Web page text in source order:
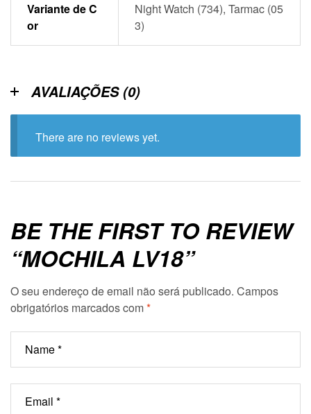
Variante de C
or
Night Watch (734), Tarmac (05
3)
AVALIAÇÕES (0)
There are no reviews yet.
BE THE FIRST TO REVIEW
“MOCHILA LV18”
O seu endereço de email não será publicado. Campos
obrigatórios marcados com*